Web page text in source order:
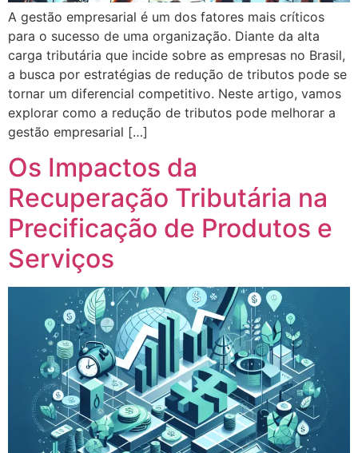
A gestão empresarial é um dos fatores mais críticos
para o sucesso de uma organização. Diante da alta
carga tributária que incide sobre as empresas no Brasil,
a busca por estratégias de redução de tributos pode se
tornar um diferencial competitivo. Neste artigo, vamos
explorar como a redução de tributos pode melhorar a
gestão empresarial […]
Os Impactos da
Recuperação Tributária na
Precificação de Produtos e
Serviços